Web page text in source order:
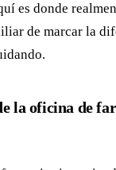
es donde
de marcar la
la oficina de